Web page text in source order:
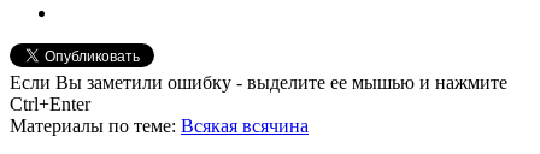
Если Вы заметили ошибку - выделите ее мышью и нажмите
Ctrl+Enter
Материалы по теме: Всякая всячина